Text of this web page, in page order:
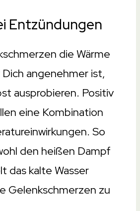
Entzündungen
die Wärme
angenehmer ist,
ausprobieren. Positiv
eine Kombination
So
den heißen Dampf
das kalte Wasser
Gelenkschmerzen zu